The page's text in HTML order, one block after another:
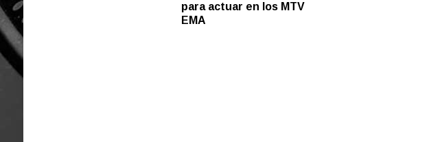
para actuar en los MTV
EMA